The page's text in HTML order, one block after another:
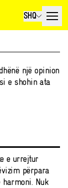
SHQ
një opinion
e shohin ata
e urrejtur
përpara
Nuk